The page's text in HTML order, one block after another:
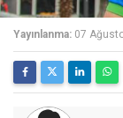
Yayınlanma: 07